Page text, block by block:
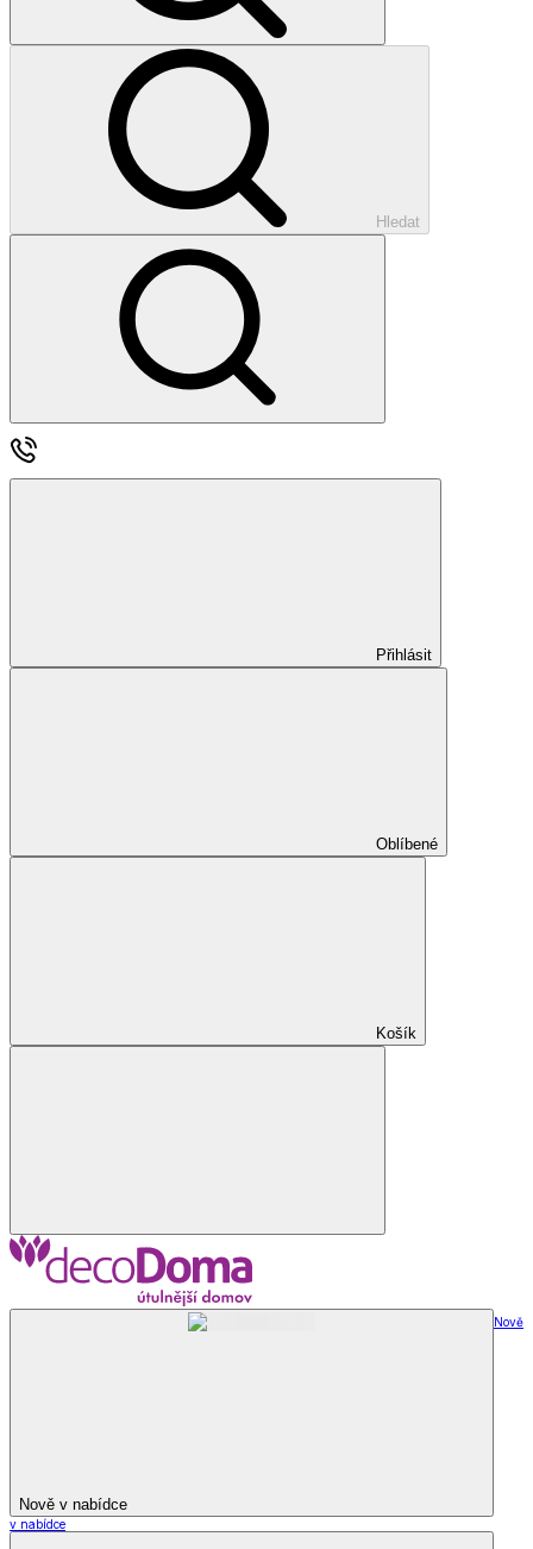
Hledat
Přihlásit
Oblíbené
Košík
Nově v nabídce
Nově
v nabídce